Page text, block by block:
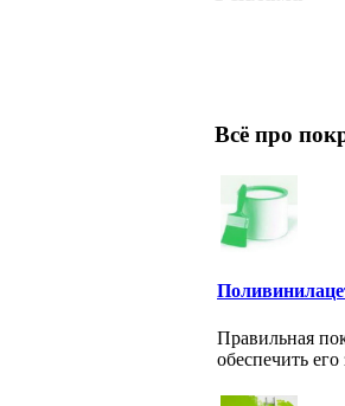
Всё про
Правильная
обеспечить его